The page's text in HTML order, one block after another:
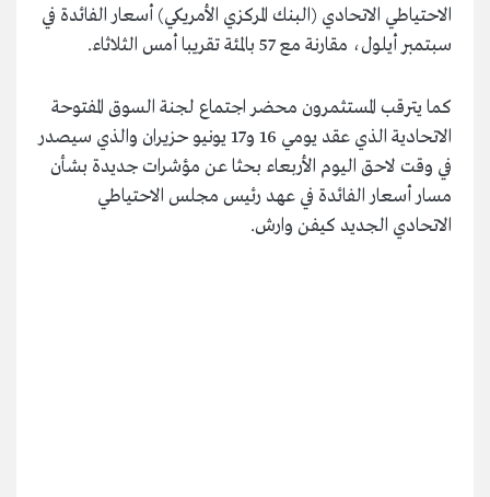
الاحتياطي الاتحادي (البنك المركزي الأمريكي) أسعار الفائدة في
سبتمبر أيلول، مقارنة مع 57 بالمئة تقريبا أمس الثلاثاء.
كما يترقب المستثمرون محضر اجتماع لجنة السوق المفتوحة
الاتحادية الذي عقد يومي 16 و17 يونيو حزيران والذي سيصدر
في وقت لاحق اليوم الأربعاء بحثا عن مؤشرات جديدة بشأن
مسار أسعار الفائدة في عهد رئيس مجلس الاحتياطي
الاتحادي الجديد كيفن وارش.